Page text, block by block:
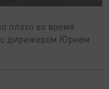
плохо во время
дирижером Юрием